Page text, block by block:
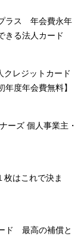
ラス 年会費永年
きる法人カード
レジットカード
度年会費無料】
ーズ 個人事業主・
はこれで決ま
ド 最高の補償と